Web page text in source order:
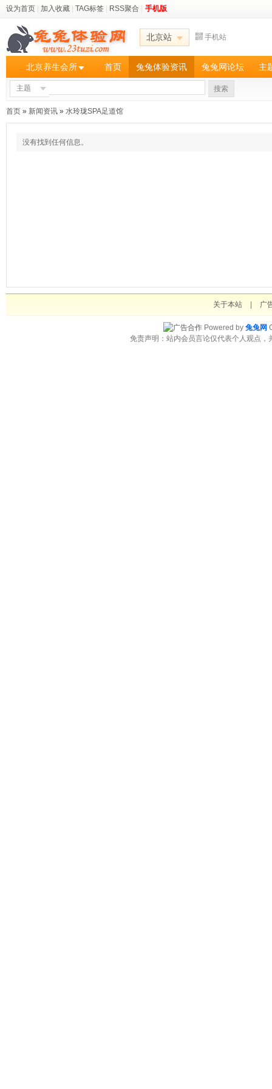
设为首页 加入收藏 TAG标签 RSS聚合 手机版
北京站 手机站
北京养生会所 首页 兔兔体验资讯 兔兔网论坛 主
主题 搜索
首页 » 新闻资讯 » 水玲珑SPA足道馆
没有找到任何信息。
关于本站 广
Powered by 兔兔网
免责声明：站内会员言论仅代表个人观点